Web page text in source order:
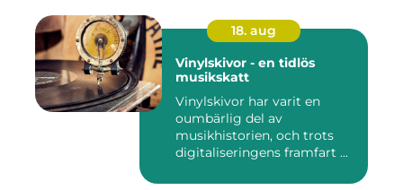
18. aug
Vinylskivor - en tidlös
musikskatt
Vinylskivor har varit en
oumbärlig del av
musikhistorien, och trots
digitaliseringens framfart ...